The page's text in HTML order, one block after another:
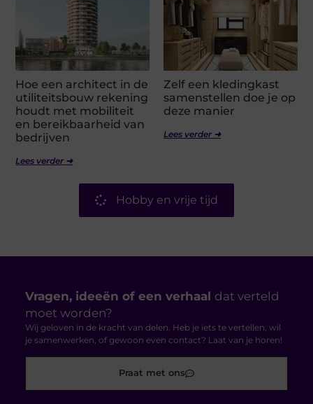
Hoe een architect in de
utiliteitsbouw rekening
houdt met mobiliteit
en bereikbaarheid van
bedrijven
Lees verder ➜
Zelf een kledingkast
samenstellen doe je op
deze manier
Lees verder ➜
Hobby en vrije tijd
Vragen, ideeën of een verhaal dat verteld
moet worden?
Wij geloven in de kracht van delen. Heb je iets te vertellen, wil
je samenwerken, of gewoon even contact? Laat van je horen!
Praat met ons